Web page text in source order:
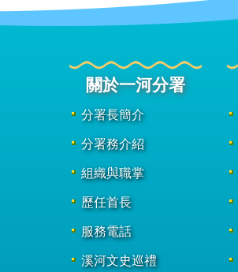
關於一河分署
分署長簡介
分署務介紹
組織與職掌
歷任首長
服務電話
溪河文史巡禮